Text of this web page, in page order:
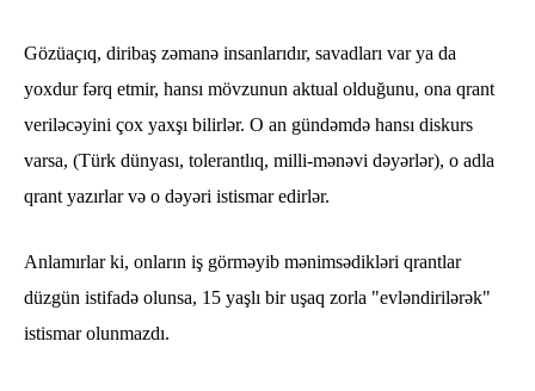
Gözüaçıq, diribaş zəmanə insanlarıdır, savadları var ya da
yoxdur fərq etmir, hansı mövzunun aktual olduğunu, ona qrant
veriləcəyini çox yaxşı bilirlər. O an gündəmdə hansı diskurs
varsa, (Türk dünyası, tolerantlıq, milli-mənəvi dəyərlər), o adla
qrant yazırlar və o dəyəri istismar edirlər.
Anlamırlar ki, onların iş görməyib mənimsədikləri qrantlar
düzgün istifadə olunsa, 15 yaşlı bir uşaq zorla "evləndirilərək"
istismar olunmazdı.